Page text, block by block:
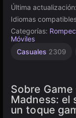
Última actualización:
Idiomas
Categorías:
Móviles
Casuales 2309
Sobre
Madness: el
un toque